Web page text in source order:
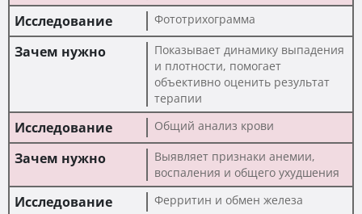
Фототрихограмма
Показывает динамику выпадения
и плотности, помогает
объективно оценить результат
терапии
Общий анализ крови
Выявляет признаки анемии,
воспаления и общего ухудшения
Ферритин и обмен железа